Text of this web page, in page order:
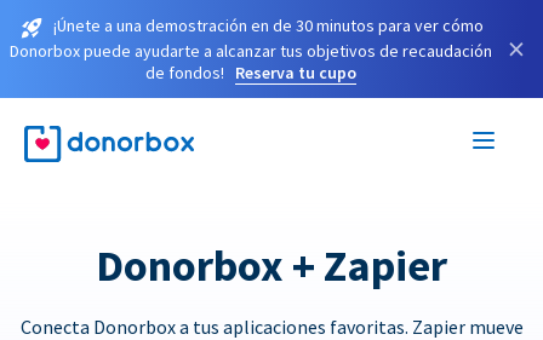
¡Únete a una demostración en de 30 minutos para ver cómo
Donorbox puede ayudarte a alcanzar tus objetivos de recaudación
de fondos!
Reserva tu cupo
×
Donorbox + Zapier
Conecta Donorbox a tus aplicaciones favoritas. Zapier mueve